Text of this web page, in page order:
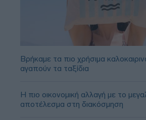
Βρήκαμε τα πιο χρήσιμα
αγαπούν τα ταξίδια
Η πιο οικονομική αλλαγή με το
αποτέλεσμα στη διακόσμηση